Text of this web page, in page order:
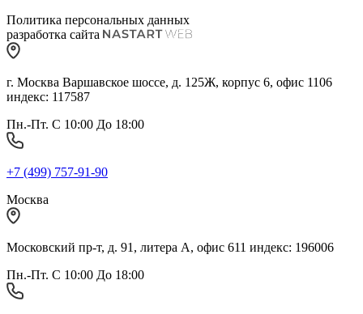
Политика персональных данных
разработка сайта
г. Москва Варшавское шоссе, д. 125Ж, корпус 6, офис 1106
индекс: 117587
Пн.-Пт. С 10:00 До 18:00
+7 (499) 757-91-90
Москва
Московский пр-т, д. 91, литера А, офис 611 индекс: 196006
Пн.-Пт. С 10:00 До 18:00